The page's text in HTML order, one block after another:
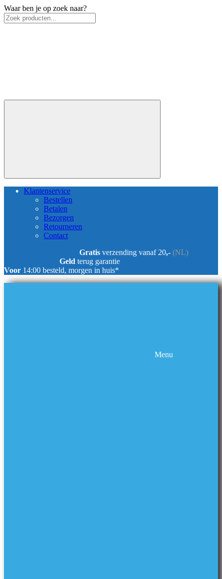
Waar ben je op zoek naar?
Klantenservice
Bestellen
Betalen
Bezorgen
Retourneren
Contact
Gratis verzending vanaf 20,- (NL)
Geld terug garantie
Voor 14:00 besteld, morgen in huis*
Menu